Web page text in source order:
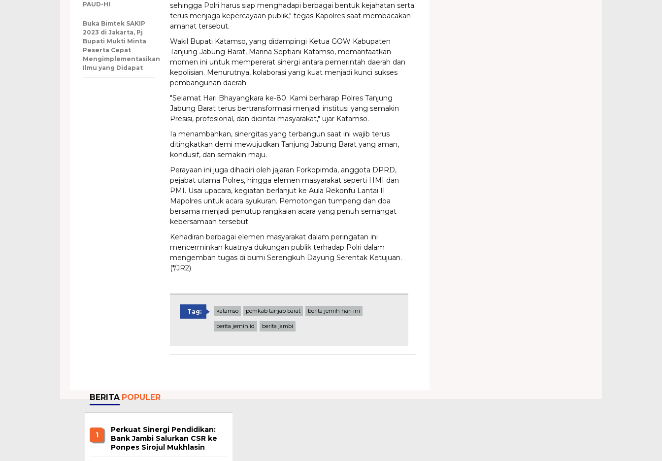
PAUD-HI
Buka Bimtek SAKIP
2023 di Jakarta, Pj
Bupati Mukti Minta
Peserta Cepat
Mengimplementasikan
Ilmu yang Didapat
sehingga Polri harus siap menghadapi berbagai bentuk kejahatan serta
terus menjaga kepercayaan publik," tegas Kapolres saat membacakan
amanat tersebut.
​Wakil Bupati Katamso, yang didampingi Ketua GOW Kabupaten
Tanjung Jabung Barat, Marina Septiani Katamso, memanfaatkan
momen ini untuk mempererat sinergi antara pemerintah daerah dan
kepolisian. Menurutnya, kolaborasi yang kuat menjadi kunci sukses
pembangunan daerah.
​"Selamat Hari Bhayangkara ke-80. Kami berharap Polres Tanjung
Jabung Barat terus bertransformasi menjadi institusi yang semakin
Presisi, profesional, dan dicintai masyarakat," ujar Katamso.
​Ia menambahkan, sinergitas yang terbangun saat ini wajib terus
ditingkatkan demi mewujudkan Tanjung Jabung Barat yang aman,
kondusif, dan semakin maju.
​Perayaan ini juga dihadiri oleh jajaran Forkopimda, anggota DPRD,
pejabat utama Polres, hingga elemen masyarakat seperti HMI dan
PMI. Usai upacara, kegiatan berlanjut ke Aula Rekonfu Lantai II
Mapolres untuk acara syukuran. Pemotongan tumpeng dan doa
bersama menjadi penutup rangkaian acara yang penuh semangat
kebersamaan tersebut.
​Kehadiran berbagai elemen masyarakat dalam peringatan ini
mencerminkan kuatnya dukungan publik terhadap Polri dalam
mengemban tugas di bumi Serengkuh Dayung Serentak Ketujuan.
(*/JR2)
Tag: katamso pemkab tanjab barat berita jernih hari ini
berita jernih id berita jambi
BERITA POPULER
1
Perkuat Sinergi Pendidikan:
Bank Jambi Salurkan CSR ke
Ponpes Sirojul Mukhlasin